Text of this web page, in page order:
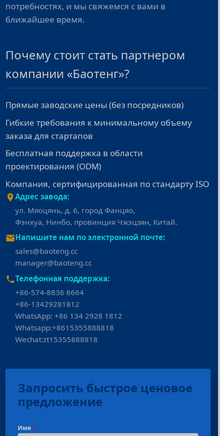
потребностях, и мы свяжемся с вами в
ближайшее время.
Почему стоит стать партнером
компании «Баотенг»?
Прямые заводские цены (без посредников)
Гибкие требования к минимальному объему
заказа для стартапов
Бесплатная поддержка в области
проектирования (ODM)
Компания, сертифицированная по стандарту ISO
Адрес завода:
ул. Мяоцянь, д. 6, город Фанцяо,
Фэнхуа, Нинбо, провинция Чжэцзян, Китай.
Напишите нам по электронной почте:
sales@baoteng.cc
manager@baoteng.cc
Телефонная поддержка:
+86-574-8836 6664
+86-13429281812
WhatsApp: +86 134 2928 1812
Whatsapp:+8615355888818
Wechat:zt15355888818
Запросить быстрое ценовое
предложение
Имя*